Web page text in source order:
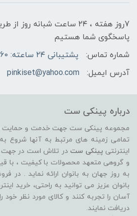
7روز هفته ، ۲۴ ساعت شبانه‌
پاسخگوی شما هستیم
شماره تماس:
پشتیبانی ۲۴ ساعته: 09196726260
آدرس ایمیل:
pinkiset@yahoo.com
درباره پینکی ست
مجموعه پینکی ست جهت خدمت و حمایت
تمامی زمینه های مرتبط به آنها شروع
اینترنتی پینکی ست در تلاش است در جهت
و گروهی متعهد محصولات با کیفیت ، با
به روز جهان به بانوان ارائه نماید . در
بانوان عزیز می توانيد به راحتی، خرید
آسان را تجربه کنند و کالای مورد نظر خود
دریافت نمایند.